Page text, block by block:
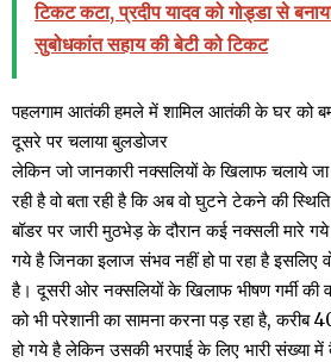
टिकट कटा, प्रदीप यादव को गोड्डा से
सुबोधकांत सहाय की बेटी को टिकट
पहलगाम आतंकी हमले में शामिल आतंकी के घर को बम
दूसरे पर चलाया बुलडोजर
लेकिन जो जानकारी नक्सलियों के खिलाफ चलाये
रही है वो बता रही है कि अब वो घुटने टेकने की
बॉडर पर जारी मुठभेड़ के दौरान कई नक्सली मारे
गये है जिनका इलाज संभव नहीं हो पा रहा है इसलिए
है। दूसरी ओर नक्सलियों के खिलाफ भीषण गर्मी की
को भी परेशानी का सामना करना पड़ रहा है, करीब
हो गये है लेकिन उसकी भरपाई के लिए भारी संख्या